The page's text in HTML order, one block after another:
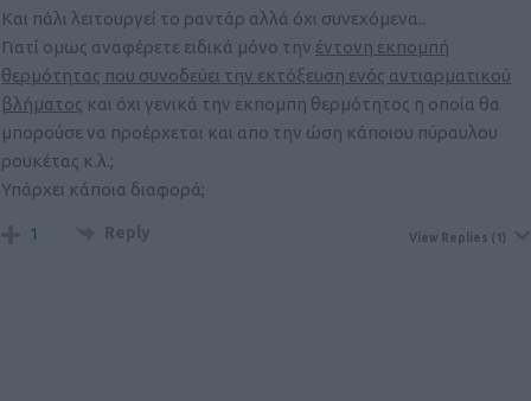
Και πάλι λειτουργεί το ραντάρ αλλά όχι συνεχόμενα..
Γιατί ομως αναφέρετε ειδικά μόνο την έντονη εκπομπή
θερμότητας που συνοδεύει την εκτόξευση ενός αντιαρματικού
βλήματος και όχι γενικά την εκπομπη θερμότητος η οποία θα
μπορούσε να προέρχεται και απο την ώση κάποιου πύραυλου
ρουκέτας κ.λ.;
Υπάρχει κάποια διαφορά;
1 Reply View Replies (1)